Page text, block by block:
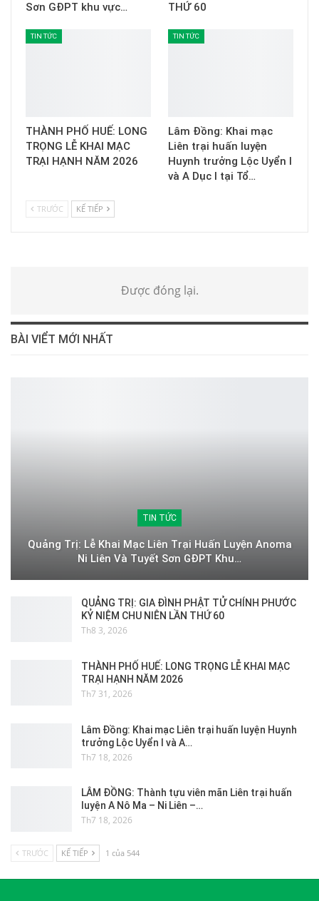
Sơn GĐPT khu vực…
THỨ 60
TIN TỨC
THÀNH PHỐ HUẾ: LONG
TRỌNG LỄ KHAI MẠC
TRẠI HẠNH NĂM 2026
TIN TỨC
Lâm Đồng: Khai mạc
Liên trại huấn luyện
Huynh trưởng Lộc Uyển I
và A Dục I tại Tổ…
TRƯỚC KẾ TIẾP
Được đóng lại.
BÀI VIỂT MỚI NHẤT
TIN TỨC
Quảng Trị: Lễ Khai Mạc Liên Trại Huấn Luyện Anoma
Ni Liên Và Tuyết Sơn GĐPT Khu…
QUẢNG TRỊ: GIA ĐÌNH PHẬT TỬ CHÍNH PHƯỚC
KỶ NIỆM CHU NIÊN LẦN THỨ 60
Th8 3, 2026
THÀNH PHỐ HUẾ: LONG TRỌNG LỄ KHAI MẠC
TRẠI HẠNH NĂM 2026
Th7 31, 2026
Lâm Đồng: Khai mạc Liên trại huấn luyện Huynh
trưởng Lộc Uyển I và A…
Th7 18, 2026
LÂM ĐỒNG: Thành tựu viên mãn Liên trại huấn
luyện A Nô Ma – Ni Liên –…
Th7 18, 2026
TRƯỚC KẾ TIẾP 1 của 544